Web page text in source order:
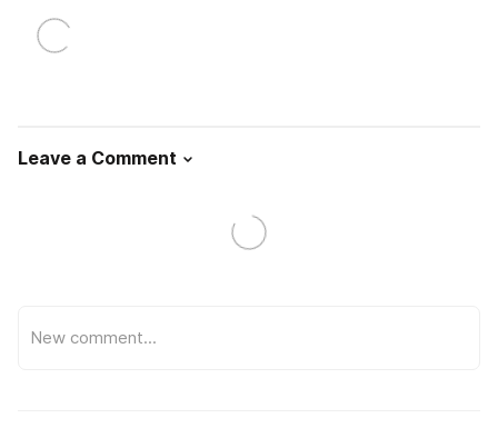
Leave a Comment